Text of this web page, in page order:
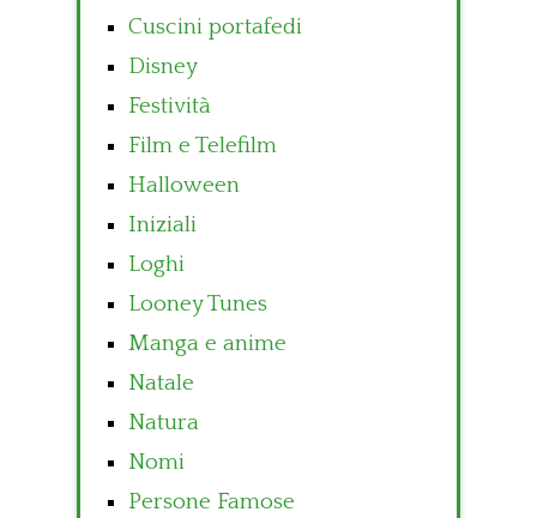
Cuscini portafedi
Disney
Festività
Film e Telefilm
Halloween
Iniziali
Loghi
Looney Tunes
Manga e anime
Natale
Natura
Nomi
Persone Famose